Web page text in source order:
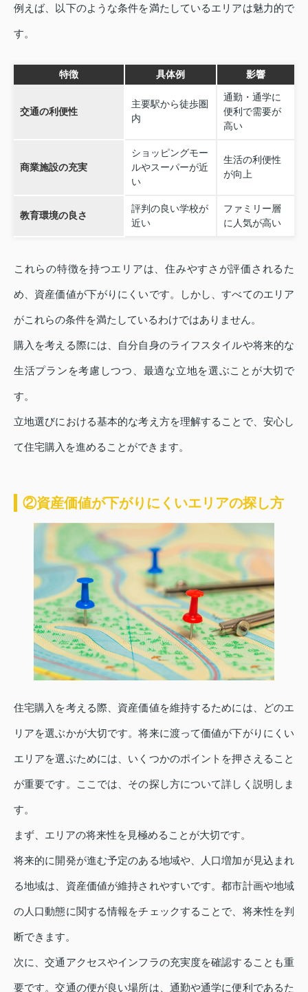
例えば、以下のような条件を満たしているエリアは魅力的で
す。
特徴 具体例 影響
交通の利便性
主要駅から徒歩圏
内
通勤・通学に
便利で需要が
高い
商業施設の充実
ショッピングモー
ルやスーパーが近
い
生活の利便性
が向上
教育環境の良さ
評判の良い学校が
近い
ファミリー層
に人気が高い
これらの特徴を持つエリアは、住みやすさが評価されるた
め、資産価値が下がりにくいです。しかし、すべてのエリア
がこれらの条件を満たしているわけではありません。
購入を考える際には、自分自身のライフスタイルや将来的な
生活プランを考慮しつつ、最適な立地を選ぶことが大切で
す。
立地選びにおける基本的な考え方を理解することで、安心し
て住宅購入を進めることができます。
②資産価値が下がりにくいエリアの探し方
住宅購入を考える際、資産価値を維持するためには、どのエ
リアを選ぶかが大切です。将来に渡って価値が下がりにくい
エリアを選ぶためには、いくつかのポイントを押さえること
が重要です。ここでは、その探し方について詳しく説明しま
す。
まず、エリアの将来性を見極めることが大切です。
将来的に開発が進む予定のある地域や、人口増加が見込まれ
る地域は、資産価値が維持されやすいです。都市計画や地域
の人口動態に関する情報をチェックすることで、将来性を判
断できます。
次に、交通アクセスやインフラの充実度を確認することも重
要です。交通の便が良い場所は、通勤や通学に便利であるた